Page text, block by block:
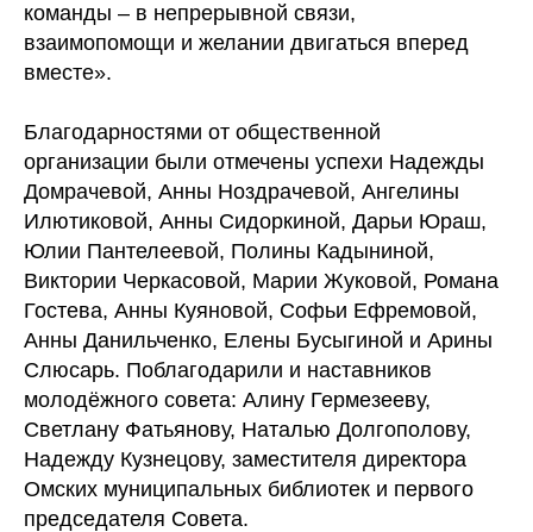
команды – в непрерывной связи,
взаимопомощи и желании двигаться вперед
вместе».
Благодарностями от общественной
организации были отмечены успехи Надежды
Домрачевой, Анны Ноздрачевой, Ангелины
Илютиковой, Анны Сидоркиной, Дарьи Юраш,
Юлии Пантелеевой, Полины Кадыниной,
Виктории Черкасовой, Марии Жуковой, Романа
Гостева, Анны Куяновой, Софьи Ефремовой,
Анны Данильченко, Елены Бусыгиной и Арины
Слюсарь. Поблагодарили и наставников
молодёжного совета: Алину Гермезееву,
Светлану Фатьянову, Наталью Долгополову,
Надежду Кузнецову, заместителя директора
Омских муниципальных библиотек и первого
председателя Совета.